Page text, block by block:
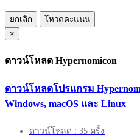
ยกเลิก
โหวตคะแนน
×
ดาวน์โหลด Hypernomicon
ดาวน์โหลดโปรแกรม
Windows, macOS และ Linux
ดาวน์โหลด : 35 ครั้ง